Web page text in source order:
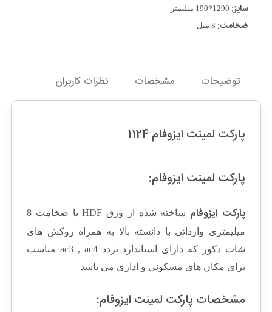
سایز: 1290*190 میلیمتر
ضخامت: 8 میل
توضیحات مشخصات نظرات کاربران
پارکت لمینت ایزوفام 1124
پارکت لمینت ایزوفام:
پارکت ایزوفام
ساخته شده از ورق HDF با ضخامت 8
میلیمتری وارداتی با دانسته بالا به همراه روکش های
شات دکور که دارای استاندارد تردد ac3 , ac4 مناسب
برای مکان های مسکونی و اداری می باشد
مشخصات پارکت لمینت ایزوفام: